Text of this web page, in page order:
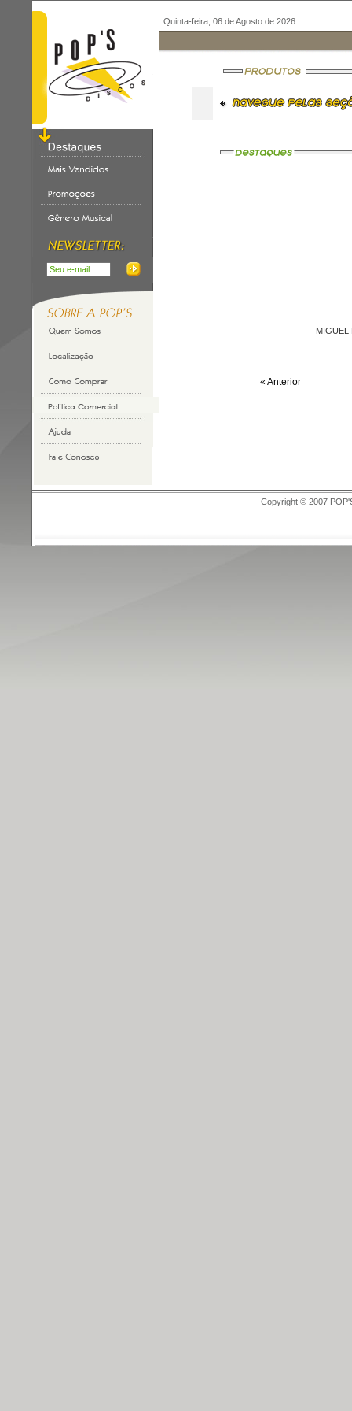
Quinta-feira, 06 de Agosto de 2026
MIGUEL
« Anterior
Copyright © 2007